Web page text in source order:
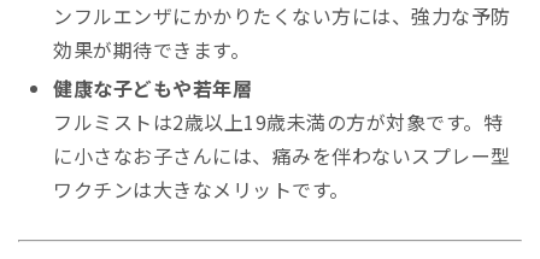
ンフルエンザにかかりたくない方には、強力な予防
効果が期待できます。
健康な子どもや若年層
フルミストは2歳以上19歳未満の方が対象です。特
に小さなお子さんには、痛みを伴わないスプレー型
ワクチンは大きなメリットです。